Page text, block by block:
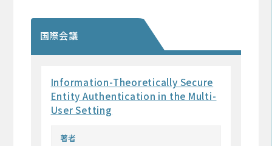
国際会議
Information-Theoretically Secure
Entity Authentication in the Multi-
User Setting
著者